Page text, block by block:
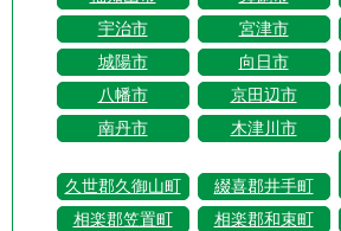
宇治市
宮津市
城陽市
向日市
八幡市
京田辺市
南丹市
木津川市
久世郡久御山町 綴喜郡井手町
相楽郡笠置町
相楽郡和束町